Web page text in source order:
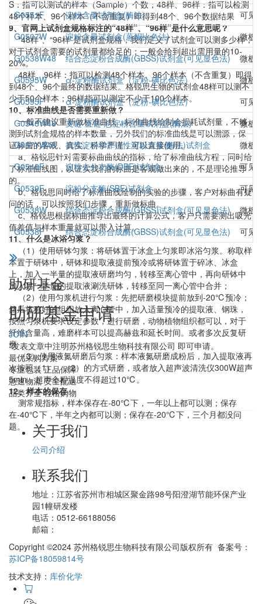
S：指可以测试的样本（Sample）个数；48样、96样：指可以检测
48个样本、96个样本（不含重复）即得到48个、96个数据结果
9、官网上试剂盒规格标注的“48样”、“96样”是什么意思呢？
“48样”、“96样”是试剂盒规格，我们定义了试剂盒可以测多少样，
对于试剂盒需要的试剂量都给足的；一般会给到超出需用量的10-
20%。
48样、96样：指可以检测48个样本、96个样本（不含重复）即得
到48个、96个最终的数据结果。格锐思生物的试剂盒48样可以测不
少于50个样本；96样指可以测定不少于100个样本。
10、标准曲线是否需要重新做？
一般不建议重新做标准曲线，标准曲线绘制会损耗试剂量，不够
测到试剂盒规格的样本数量，另外我们的标准曲线是可以溯源，保
证标曲的客观、真实、科学严谨，可以直接使用。
a、格锐思针对需要标曲曲线的指标，给了标准曲线方程，同时给
了标准曲线图，以证实我们的标曲是客观做出来的，不是理论推导
的。
b、格锐思同时给了标准曲线绘制的实验的步骤，客户对标曲有疑
问的话，可以按照我们步骤，重新做标曲。
c、格锐思根据标曲推导出最终的计算公式，客户只需要测出吸光
值差值与样本重量就可以带入计算。
11、什么是冰浴匀浆？
（1）使用研钵匀浆：将研钵置于冰盒上匀浆即冰浴匀浆。称取样
本置于研钵中，研钵和提取液提前预冷或将研钵置于碎冰、冰盒
上，加入一半量的提取液研磨均匀，转移至离心管中，再向研钵中
加入另一半量的提取液涮洗研钵，转移至同一离心管中合并；
（2）使用匀浆机进行匀浆：先把研磨模块提前放到-20℃预冷；
然后将称好的组织放入离心管中，加入适量预冷的提取液、钢珠，
按照匀浆机要求设定参数，进行研磨，动物植物组织都可以，对于
纤维含量高，难磨样本可以提高赫兹和延长时间。或者多次反复研
磨
（3）使用液氮研磨后匀浆：样本液氮研磨成粉后，加入提取液再
次按照（1）、（2）的方式研磨，或者放入超声波清洗仪300W超声
5min，超声全程温度不得超过10℃。
12、样本的保存
测常规指标，样本保存在-80℃下，一年以上都可以测；保存
在-40℃下，半年之内都可以测；保存在-20℃下，三个月都没问
题。
G0551F
淀粉含量试剂盒(酶法)
可见
G0507W
淀粉含量试剂盒(蒽酮比色法)
微板
G0538W48
结合态淀粉合成酶(GBSS)试剂盒(可见显色法)
微板
G0595W
α-淀粉酶试剂盒（淀粉-碘比色法）
微板
G0595F
α-淀粉酶试剂盒（淀粉-碘比色法）
可见
G0548W48
支链-直链-总淀粉含量试剂盒(酶法)
微板
G0571W48
抗性淀粉和非抗性淀粉含量(酶法)试剂盒
微板
G0540F
淀粉去分支酶(DBE)试剂盒
可见
G0539F
淀粉分支酶(SBE)试剂盒
可见
G0538W
结合态淀粉合成酶(GBSS)试剂盒(可见显色法)
微板
G0538F
结合态淀粉合成酶(GBSS)试剂盒(可见显色法) 可见
助研基金
助研基金申请
JOIN
*发表文章中注明苏州格锐思生物科技有限公司 即可申请。
最优采购方案
专业包装 正品保障
急速物流 安全配送
品类齐全 轻松购物
关于我们
公司介绍
联系我们
地址： 江苏省苏州市相城区聚金路98号阳澄湖节能环保产业
园1幢研发楼
电话： 0512-66188056
邮箱：
Copyright ©2024 苏州格锐思生物科技有限公司版权所有 备案号：
苏ICP备18059814号
技术支持： 库价化学